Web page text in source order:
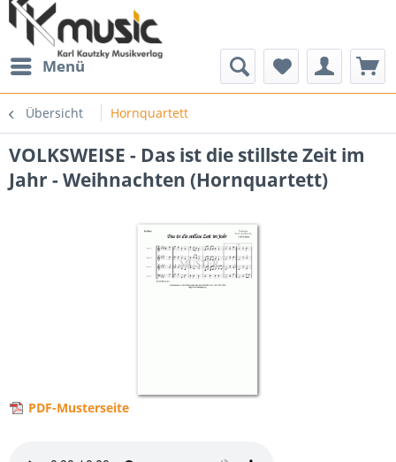
Menü
Übersicht Hornquartett
VOLKSWEISE - Das ist die stillste Zeit im
Jahr - Weihnachten (Hornquartett)
PDF-Musterseite